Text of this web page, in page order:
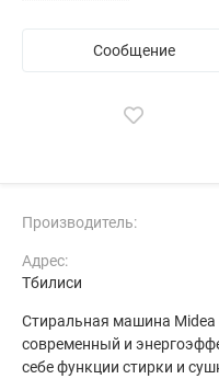
Сообщение
Производитель:
Адрес:
Тбилиси
Стиральная машина Midea
современный и
себе функции стирки и